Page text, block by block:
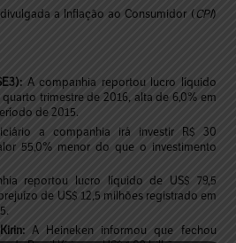
a Inflação ao Consumidor ( CPI)
A companhia reportou lucro líquido
trimestre de 2016, alta de 6,0% em
de 2015.
a companhia irá investir R$ 30
55,0% menor do que o investimento
reportou lucro líquido de US$ 79,5
de US$ 12,5 milhões registrado em
A Heineken informou que fechou